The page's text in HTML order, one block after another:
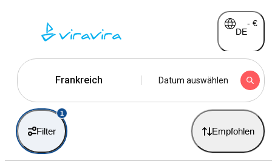
DE
- €
Frankreich Datum auswählen
Filter
1
Empfohlen